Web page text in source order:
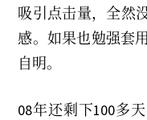
吸引点击量，全然
感。如果也勉强套
自明。
08年还剩下100多